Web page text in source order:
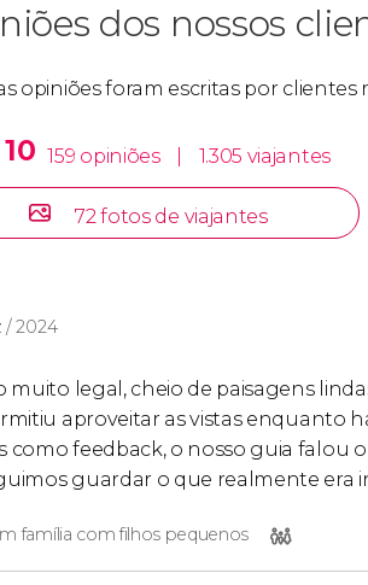
dos nossos
opiniões foram escritas por clientes
159 opiniões 1.305 viajantes
72 fotos de viajantes
/ 2024
muito legal, cheio de paisagens
aproveitar as vistas enquanto
como feedback, o nosso guia falou
guardar o que realmente era
família com filhos pequenos